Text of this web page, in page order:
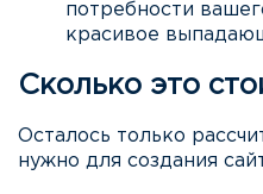
потребности
красивое
Сколько это
Осталось только
нужно для создания